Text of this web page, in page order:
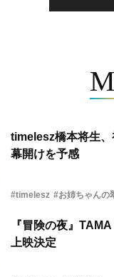
timelesz橋本将生
幕開けを予感
#timelesz #お姉ちゃんの
『冒険の夜』
上映決定